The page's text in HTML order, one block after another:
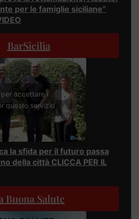
per le famiglie siciliane”
BarSicilia
per accettare i
questo servizio
la sfida per il futuro passa
della città CLICCA PER IL
Buona Salute